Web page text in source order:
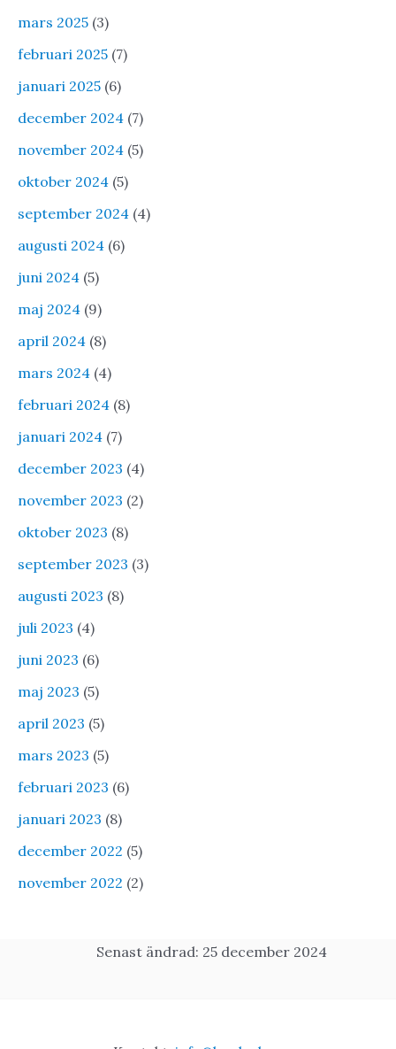
mars 2025 (3)
februari 2025 (7)
januari 2025 (6)
december 2024 (7)
november 2024 (5)
oktober 2024 (5)
september 2024 (4)
augusti 2024 (6)
juni 2024 (5)
maj 2024 (9)
april 2024 (8)
mars 2024 (4)
februari 2024 (8)
januari 2024 (7)
december 2023 (4)
november 2023 (2)
oktober 2023 (8)
september 2023 (3)
augusti 2023 (8)
juli 2023 (4)
juni 2023 (6)
maj 2023 (5)
april 2023 (5)
mars 2023 (5)
februari 2023 (6)
januari 2023 (8)
december 2022 (5)
november 2022 (2)
Senast ändrad: 25 december 2024